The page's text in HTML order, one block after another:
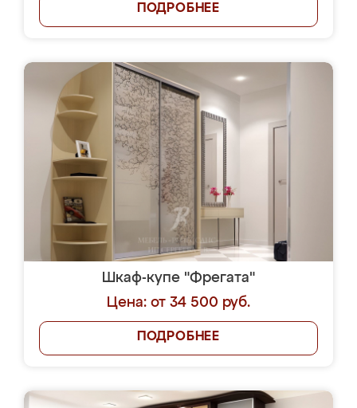
ПОДРОБНЕЕ
Шкаф-купе "Фрегата"
Цена: от 34 500 руб.
ПОДРОБНЕЕ